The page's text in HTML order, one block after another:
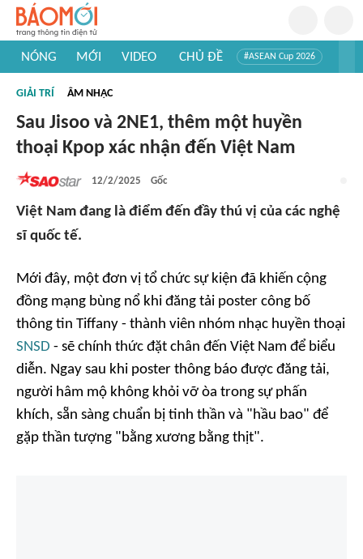
NÓNG MỚI VIDEO CHỦ ĐỀ #ASEAN Cup 2026
#Khám phá thế giới
GIẢI TRÍ ÂM NHẠC
Sau Jisoo và 2NE1, thêm một huyền
thoại Kpop xác nhận đến Việt Nam
12/2/2025 Gốc
Việt Nam đang là điểm đến đầy thú vị của các nghệ
sĩ quốc tế.
Mới đây, một đơn vị tổ chức sự kiện đã khiến cộng
đồng mạng bùng nổ khi đăng tải poster công bố
thông tin Tiffany - thành viên nhóm nhạc huyền thoại
SNSD - sẽ chính thức đặt chân đến Việt Nam để biểu
diễn. Ngay sau khi poster thông báo được đăng tải,
người hâm mộ không khỏi vỡ òa trong sự phấn
khích, sẵn sàng chuẩn bị tinh thần và "hầu bao" để
gặp thần tượng "bằng xương bằng thịt".